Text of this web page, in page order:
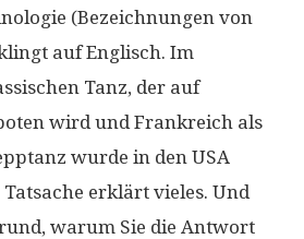
(Bezeichnungen von
auf Englisch. Im
Tanz, der auf
wird und Frankreich als
wurde in den USA
erklärt vieles. Und
warum Sie die Antwort